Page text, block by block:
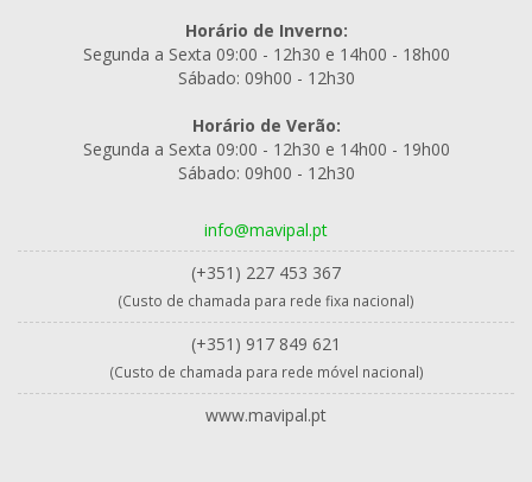
Horário de Inverno:
Segunda a Sexta 09:00 - 12h30 e 14h00 - 18h00
Sábado: 09h00 - 12h30
Horário de Verão:
Segunda a Sexta 09:00 - 12h30 e 14h00 - 19h00
Sábado: 09h00 - 12h30
info@mavipal.pt
(+351) 227 453 367
(Custo de chamada para rede fixa nacional)
(+351) 917 849 621
(Custo de chamada para rede móvel nacional)
www.mavipal.pt